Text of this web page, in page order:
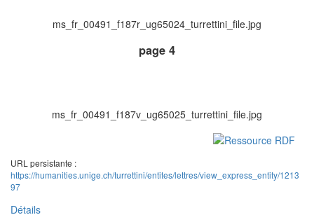
ms_fr_00491_f187r_ug65024_turrettini_file.jpg
page 4
ms_fr_00491_f187v_ug65025_turrettini_file.jpg
URL persistante :
https://humanities.unige.ch/turrettini/entites/lettres/view_express_entity/1213
97
Détails